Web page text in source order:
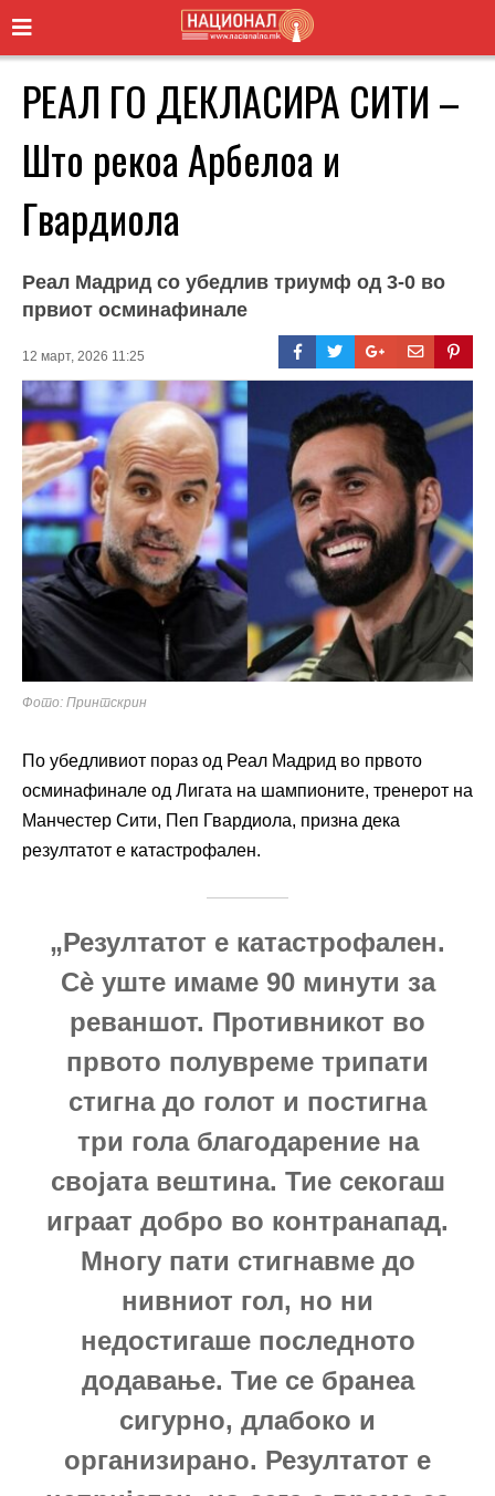
РЕАЛ ГО ДЕКЛАСИРА СИТИ –
Што рекоа Арбелоа и
Гвардиола
Реал Мадрид со убедлив триумф од 3-0 во
првиот осминафинале
12 март, 2026 11:25
Фото: Принтскрин
По убедливиот пораз од Реал Мадрид во првото
осминафинале од Лигата на шампионите, тренерот на
Манчестер Сити, Пеп Гвардиола, призна дека
резултатот е катастрофален.
„Резултатот е катастрофален.
Сè уште имаме 90 минути за
реваншот. Противникот во
првото полувреме трипати
стигна до голот и постигна
три гола благодарение на
својата вештина. Тие секогаш
играат добро во контранапад.
Многу пати стигнавме до
нивниот гол, но ни
недостигаше последното
додавање. Тие се бранеа
сигурно, длабоко и
организирано. Резултатот е